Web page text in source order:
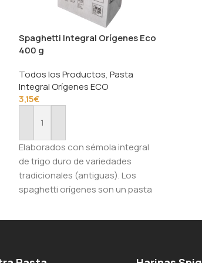
Spaghetti Integral Orígenes Eco
400 g
Todos los Productos, Pasta
Integral Orígenes ECO
3,15€
Añadir Al Carrito
Elaborados con sémola integral
de trigo duro de variedades
tradicionales (antiguas). Los
spaghetti orígenes son un pasta